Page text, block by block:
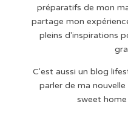
préparatifs de mon
partage mon
pleins d'inspirations
C'est aussi un blog
parler de ma
sweet